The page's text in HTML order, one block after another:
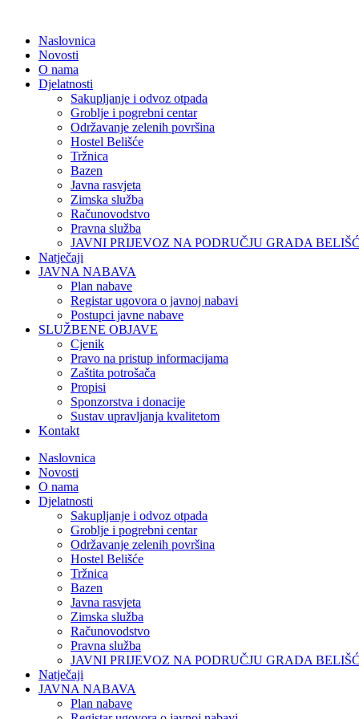
Naslovnica
Novosti
O nama
Djelatnosti
Sakupljanje i odvoz otpada
Groblje i pogrebni centar
Održavanje zelenih površina
Hostel Belišće
Tržnica
Bazen
Javna rasvjeta
Zimska služba
Računovodstvo
Pravna služba
JAVNI PRIJEVOZ NA PODRUČJU GRADA
Natječaji
JAVNA NABAVA
Plan nabave
Registar ugovora o javnoj nabavi
Postupci javne nabave
SLUŽBENE OBJAVE
Cjenik
Pravo na pristup informacijama
Zaštita potrošača
Propisi
Sponzorstva i donacije
Sustav upravljanja kvalitetom
Kontakt
Naslovnica
Novosti
O nama
Djelatnosti
Sakupljanje i odvoz otpada
Groblje i pogrebni centar
Održavanje zelenih površina
Hostel Belišće
Tržnica
Bazen
Javna rasvjeta
Zimska služba
Računovodstvo
Pravna služba
JAVNI PRIJEVOZ NA PODRUČJU GRADA
Natječaji
JAVNA NABAVA
Plan nabave